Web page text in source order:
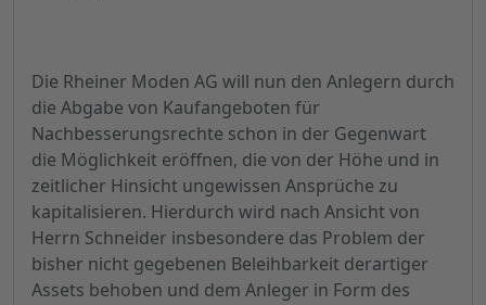
Die Rheiner Moden AG will nun den Anlegern durch
die Abgabe von Kaufangeboten für
Nachbesserungsrechte schon in der Gegenwart
die Möglichkeit eröffnen, die von der Höhe und in
zeitlicher Hinsicht ungewissen Ansprüche zu
kapitalisieren. Hierdurch wird nach Ansicht von
Herrn Schneider insbesondere das Problem der
bisher nicht gegebenen Beleihbarkeit derartiger
Assets behoben und dem Anleger in Form des